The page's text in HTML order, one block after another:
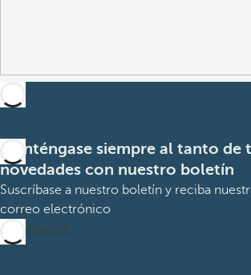
Manténgase siempre al tanto de
novedades con nuestro boletín
Suscríbase a nuestro boletín y reciba
correo electrónico
Suscribirme